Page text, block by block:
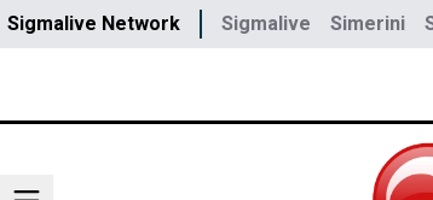
Sigmalive Network Sigmalive Simerini